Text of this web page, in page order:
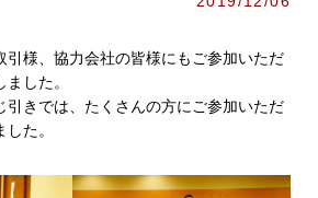
引様、協力会社の皆様にもご参加いただ
した。
引きでは、たくさんの方にご参加いただ
た。